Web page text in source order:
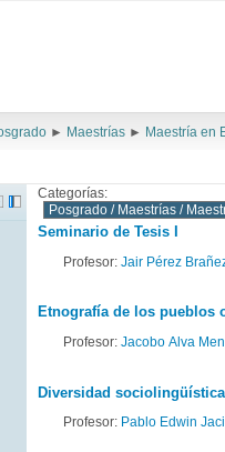
► Maestrías ► Maestría en
Categorías:
Seminario de Tesis I
Profesor:Jair Pérez
Etnografía de los pueblos
Profesor:Jacobo Alva
Diversidad
Profesor: Pablo Edwin